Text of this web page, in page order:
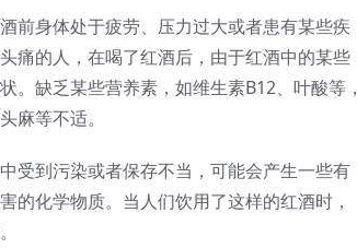
前身体处于疲劳、压力过大或者患有某些疾
痛的人，在喝了红酒后，由于红酒中的某些
。缺乏某些营养素，如维生素B12、叶酸等，
麻等不适。
受到污染或者保存不当，可能会产生一些有
的化学物质。当人们饮用了这样的红酒时，